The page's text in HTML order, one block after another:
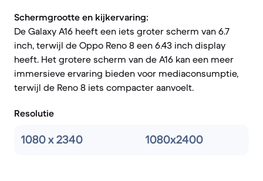
Schermgrootte en kijkervaring:
De Galaxy A16 heeft een iets groter scherm van 6.7
inch, terwijl de Oppo Reno 8 een 6.43 inch display
heeft. Het grotere scherm van de A16 kan een meer
immersieve ervaring bieden voor mediaconsumptie,
terwijl de Reno 8 iets compacter aanvoelt.
Resolutie
1080 x 2340 1080x2400